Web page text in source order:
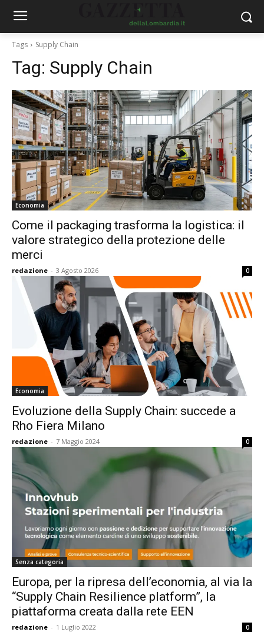
Tags Supply Chain
Tag: Supply Chain
Economia
Come il packaging trasforma la logistica: il
valore strategico della protezione delle
merci
redazione - 3 Agosto 2026 0
Economia
Evoluzione della Supply Chain: succede a
Rho Fiera Milano
redazione - 7 Maggio 2024 0
Senza categoria
Europa, per la ripresa dell’economia, al via la
“Supply Chain Resilience platform”, la
piattaforma creata dalla rete EEN
redazione - 1 Luglio 2022 0